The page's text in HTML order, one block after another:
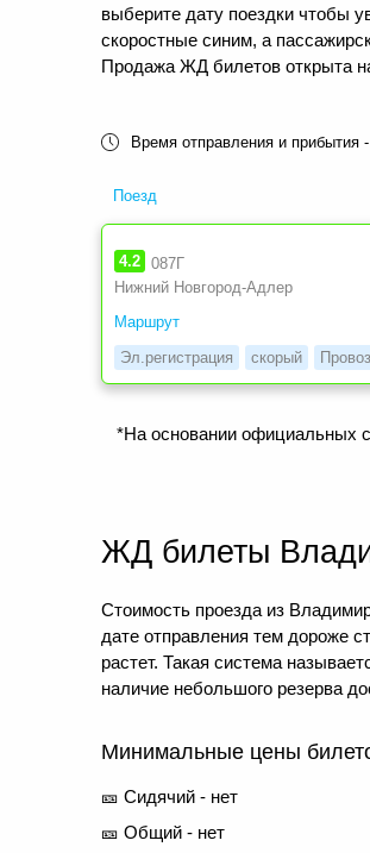
выберите дату поездки чтобы
скоростные синим, а
Продажа ЖД билетов открыта
Время отправления и прибытия
Поезд
4.2 087Г
Нижний Новгород-Адлер
Маршрут
Эл.регистрация
скорый
*На основании официальных
ЖД билеты
Стоимость проезда из
дате отправления тем дороже
растет. Такая система
наличие небольшого резерва
Минимальные цены
🎫 Сидячий - нет
🎫 Общий - нет